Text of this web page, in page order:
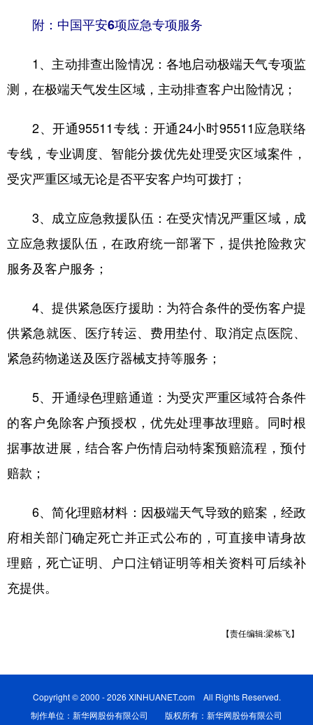
附：中国平安6项应急专项服务
1、主动排查出险情况：各地启动极端天气专项监
测，在极端天气发生区域，主动排查客户出险情况；
2、开通95511专线：开通24小时95511应急联络
专线，专业调度、智能分拨优先处理受灾区域案件，
受灾严重区域无论是否平安客户均可拨打；
3、成立应急救援队伍：在受灾情况严重区域，成
立应急救援队伍，在政府统一部署下，提供抢险救灾
服务及客户服务；
4、提供紧急医疗援助：为符合条件的受伤客户提
供紧急就医、医疗转运、费用垫付、取消定点医院、
紧急药物递送及医疗器械支持等服务；
5、开通绿色理赔通道：为受灾严重区域符合条件
的客户免除客户预授权，优先处理事故理赔。同时根
据事故进展，结合客户伤情启动特案预赔流程，预付
赔款；
6、简化理赔材料：因极端天气导致的赔案，经政
府相关部门确定死亡并正式公布的，可直接申请身故
理赔，死亡证明、户口注销证明等相关资料可后续补
充提供。
【责任编辑:梁栋飞】
Copyright © 2000 - 2026 XINHUANET.com All Rights Reserved.
制作单位：新华网股份有限公司 版权所有：新华网股份有限公司